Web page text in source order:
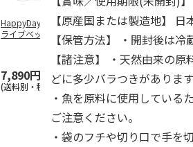
HappyDays 2wayド
ライブベッド グレ
7,890円
(送料別・税込)
獣医師開発 ニオイ
をとる砂専用 猫ト
イレ ナチュラルグ
レー
1,550円
(送料別・税込)
デ
ら
ン
(
【原産国または製造地】 日
【保管方法】 ・開封後は
【諸注意】 ・天然由来の
どに多少バラつきがありま
・魚を原料に使用している
ご注意ください。
・袋のフチや切り口で手を